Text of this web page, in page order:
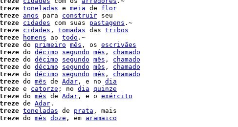
treze toneladas e meia de flor
treze anos para construir seu
treze cidades com suas pastagens
treze cidades , tomadas das tribos
treze homens ao todo .~
treze do primeiro mês , os escrivães
treze do décimo segundo mês , chamado
treze do décimo segundo mês , chamado
treze do décimo segundo mês , chamado
treze do décimo segundo mês , chamado
treze do mês de Adar , e no dia
treze e catorze ; no dia quinze
treze do mês de Adar , e o exército
treze de Adar .
treze toneladas de prata , mais
treze do mês doze , em aramaico